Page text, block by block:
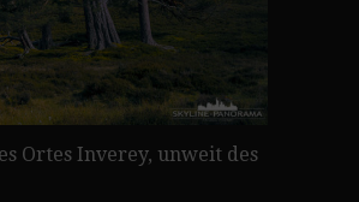
Ortes Inverey, unweit des